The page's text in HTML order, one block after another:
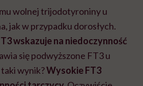
wolnej trijodotyroniny u
jak w przypadku dorosłych.
wskazuje na niedoczynność
się podwyższone FT3 u
taki wynik?Wysokie FT3